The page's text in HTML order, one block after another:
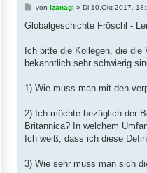
B
i
a
von Izanagi » Di 10.Okt 2017,
Globalgeschichte Fröschl -
Ich bitte die Kollegen, die
bekanntlich sehr schwierig
1) Wie muss man mit den
2) Ich möchte bezüglich der
Britannica? In welchem
Ich weiß, dass ich diese
3) Wie sehr muss man sich